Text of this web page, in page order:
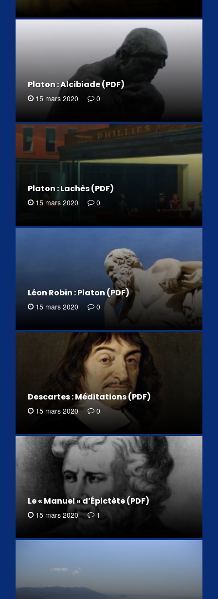
Platon : Alcibiade (PDF)
15 mars 2020 0
Platon : Lachès (PDF)
15 mars 2020 0
Léon Robin : Platon (PDF)
15 mars 2020 0
Descartes : Méditations (PDF)
15 mars 2020 0
Le « Manuel » d’Épictète (PDF)
15 mars 2020 1